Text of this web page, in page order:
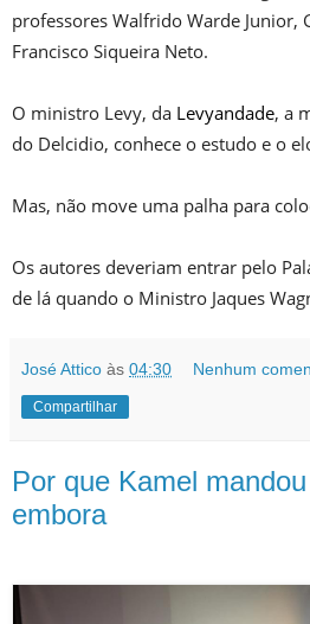
professores Walfrido Warde Junior,
Francisco Siqueira Neto.
O ministro Levy, da Levyandade, a
do Delcidio, conhece o estudo e o
Mas, não move uma palha para
Os autores deveriam entrar pelo
de lá quando o Ministro Jaques
José Attico às 04:30 Nenhum
Compartilhar
Por que Kamel
embora